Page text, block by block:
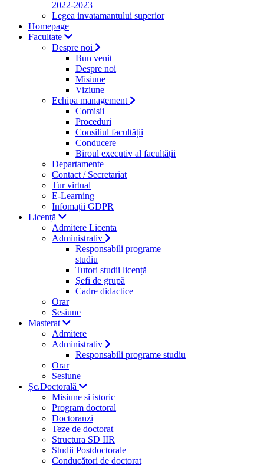
2022-2023
Legea invatamantului superior
Homepage
Facultate
Despre noi
Bun venit
Despre noi
Misiune
Viziune
Echipa management
Comisii
Proceduri
Consiliul facultății
Conducere
Biroul executiv al facultății
Departamente
Contact / Secretariat
Tur virtual
E-Learning
Infomații GDPR
Licență
Admitere Licenta
Administrativ
Responsabili programe
studiu
Tutori studii licență
Şefi de grupă
Cadre didactice
Orar
Sesiune
Masterat
Admitere
Administrativ
Responsabili programe studiu
Orar
Sesiune
Șc.Doctorală
Misiune si istoric
Program doctoral
Doctoranzi
Teze de doctorat
Structura SD IIR
Studii Postdoctorale
Conducători de doctorat